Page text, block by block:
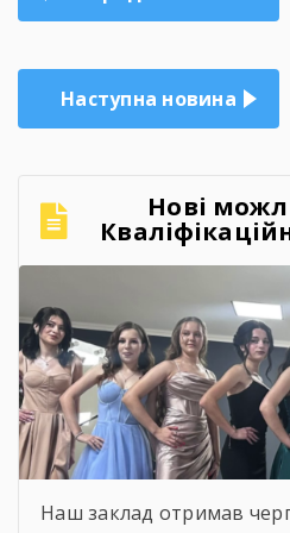
записів
Наступна новина
Нові
Брошнівського
Наш заклад отримав